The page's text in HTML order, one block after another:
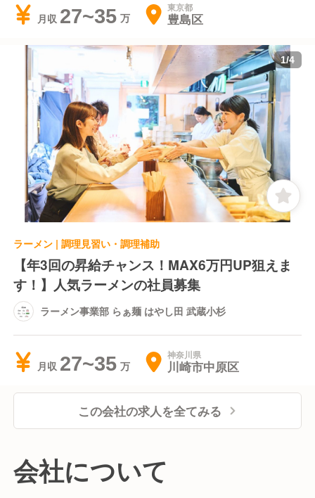
月収 27~35 東京都
豊島区
1/4
ラーメン | 調理見習い・調理補助
【年3回の昇給チャンス！MAX6万円UP狙えま
す！】人気ラーメンの社員募集
ラーメン事業部 らぁ麺 はやし田 武蔵小杉
月収 27~35 神奈川県
川崎市中原区
この会社の求人を全てみる
会社について